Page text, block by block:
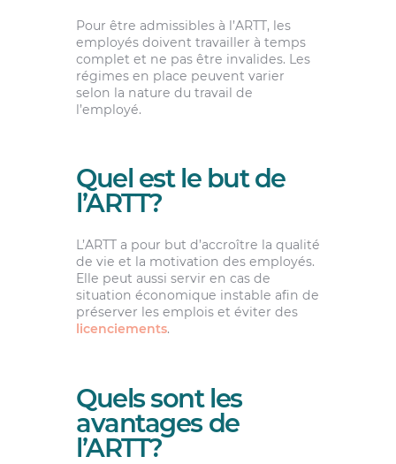
Pour être admissibles à l’ARTT, les
employés doivent travailler à temps
complet et ne pas être invalides. Les
régimes en place peuvent varier
selon la nature du travail de
l’employé.
Quel est le but de
l’ARTT?
L’ARTT a pour but d’accroître la qualité
de vie et la motivation des employés.
Elle peut aussi servir en cas de
situation économique instable afin de
préserver les emplois et éviter des
licenciements.
Quels sont les
avantages de
l’ARTT?